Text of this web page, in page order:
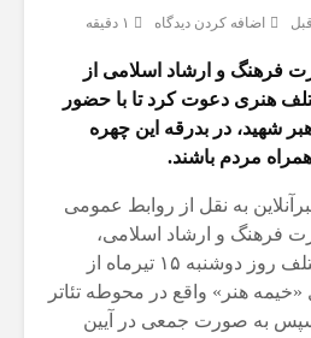
اضافه کردن دیدگاه ۱ دقیقه
فرهنگ و ارشاد اسلامی از
هنری دعوت کرد تا با حضور
شهید، در بدرقه این چهره
مردم باشند.
به نقل از روابط عمومی
فرهنگ و ارشاد اسلامی،
هنرمندان رشته‌های مختلف روز دوشنبه ۱۵ تیرماه از
محل «خیمه هنر» واقع در محوطه تئاتر
به صورت جمعی در آیین